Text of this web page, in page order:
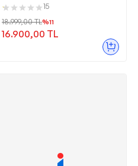
Makinesi Tek Dokunuşla 6
Çeşit Sıcak Ve Soğuk İçecek
15
18.999,00TL%11
16.900,00 TL